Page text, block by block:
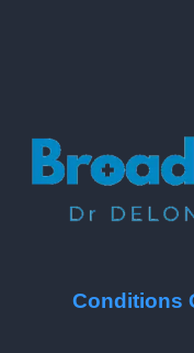
Conditions